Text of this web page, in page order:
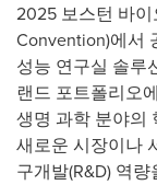
2025 보스턴 바
Convention)에서
성능 연구실 솔루
랜드 포트폴리오
생명 과학 분야의
새로운 시장이나
구개발(R&D) 역